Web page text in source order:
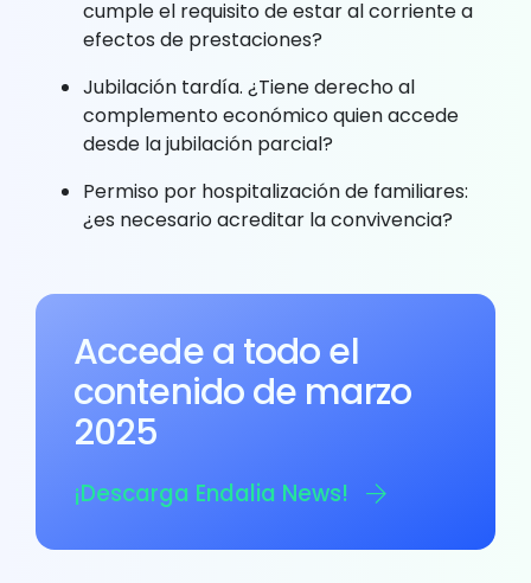
cumple el requisito de estar al corriente a
efectos de prestaciones?
Jubilación tardía. ¿Tiene derecho al
complemento económico quien accede
desde la jubilación parcial?
Permiso por hospitalización de familiares:
¿es necesario acreditar la convivencia?
Accede a todo el
contenido de marzo
2025
¡Descarga Endalia News!